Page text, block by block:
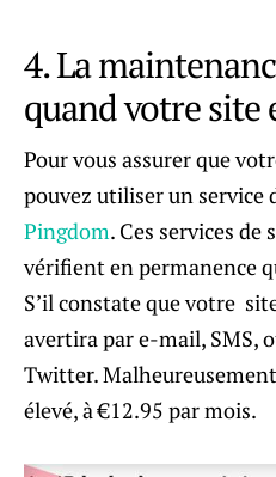
4. La
quand votre site
Pour vous assurer que
pouvez utiliser un service
Pingdom. Ces services
vérifient en permanence
S’il constate que votre
avertira par e-mail, SMS,
Twitter.
élevé, à €12.95 par mois.